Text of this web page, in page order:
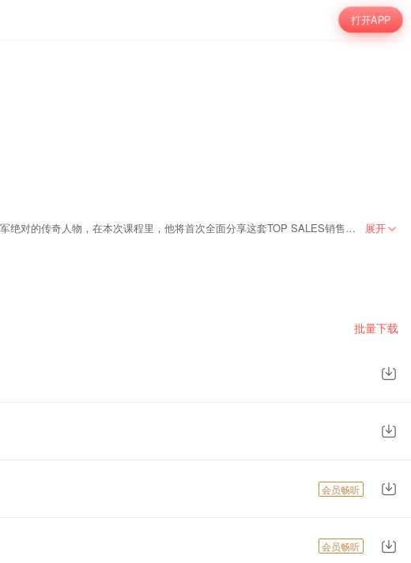
打开APP
中国顶级销售团队——阿里铁军，铁军最高业绩保持者——贺学友，首次公开TOP SALES的销售秘笈，手把手带你业绩5倍增长，他是阿里铁军绝对的传奇人物，在本次课程里，他将首次全面分享这套TOP SALES销售秘籍，大量的实际案例，手把手教会话术细节。 展开
批量下载
会员畅听
会员畅听